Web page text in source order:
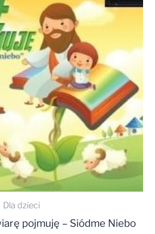
Dla dzieci
pojmuję – Siódme Niebo